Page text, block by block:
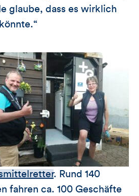
glaube, dass es wirklich
. Rund 140
fahren ca. 100 Geschäfte